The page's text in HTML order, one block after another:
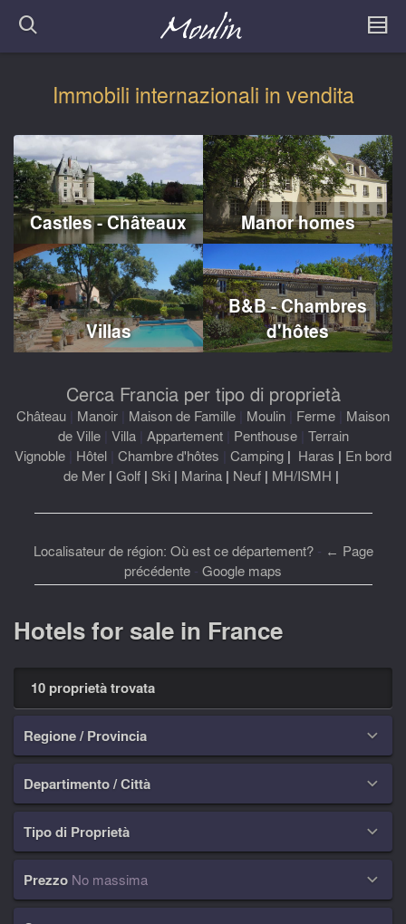
Immobili internazionali in vendita
Castles - Châteaux Manor homes
Villas
B&B - Chambres
d'hôtes
Cerca Francia per tipo di proprietà
Château Manoir Maison de Famille Moulin Ferme Maison
de Ville| Villa| Appartement| Penthouse| Terrain
Vignoble Hôtel Chambre d'hôtes Camping | Haras | En bord
de Mer | Golf | Ski | Marina | Neuf | MH/ISMH |
Localisateur de région: Où est ce département?- ← Page
précédente - Google maps
Hotels for sale in France
10 proprietà trovata
Regione / Provincia 
Departimento / Città 
Tipo di Proprietà 
Prezzo No massima 